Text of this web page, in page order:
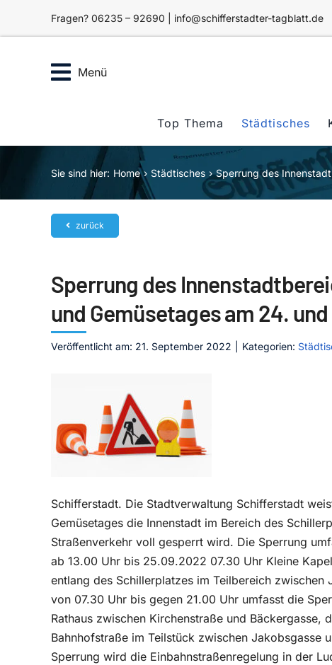
Fragen? 06235 – 92690 | info@schifferstadter-tagblatt.de
Menü
Top Thema Städtisches
Sie sind hier: Home Städtisches Sperrung des
zurück
Sperrung des
und Gemüsetages am 24.
Veröffentlicht am: 21. September 2022 Kategorien:
Schifferstadt. Die Stadtverwaltung Schifferstadt
Gemüsetages die Innenstadt im Bereich des
Straßenverkehr voll gesperrt wird. Die Sperrung
ab 13.00 Uhr bis 25.09.2022 07.30 Uhr Kleine
entlang des Schillerplatzes im Teilbereich
von 07.30 Uhr bis gegen 21.00 Uhr umfasst die
Rathaus zwischen Kirchenstraße und Bäckergasse,
Bahnhofstraße im Teilstück zwischen Jakobsgasse
Sperrung wird die Einbahnstraßenregelung in der